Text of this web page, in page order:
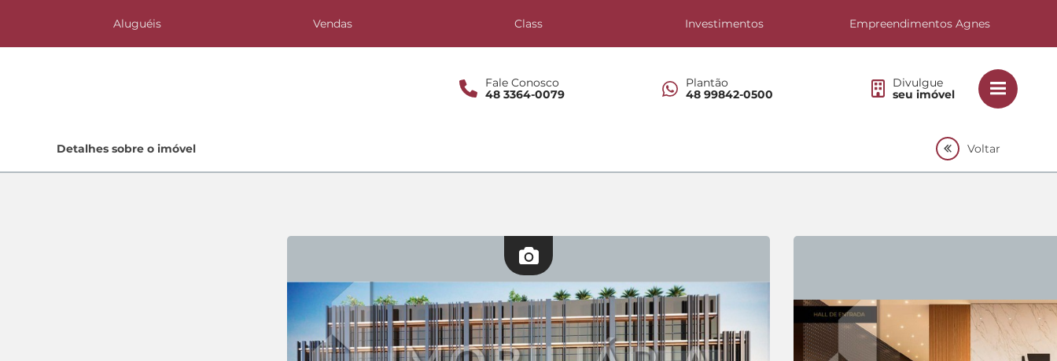
Aluguéis Vendas Class Investimentos Empreendimentos Agnes
Fale Conosco
48 3364-0079
Plantão
48 99842-0500
Divulgue
seu imóvel
Lançamentos
Detalhes sobre o imóvel Voltar